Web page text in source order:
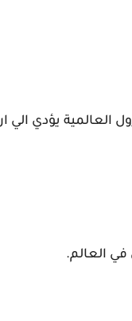
العالمية يؤدي الي
في العالم.